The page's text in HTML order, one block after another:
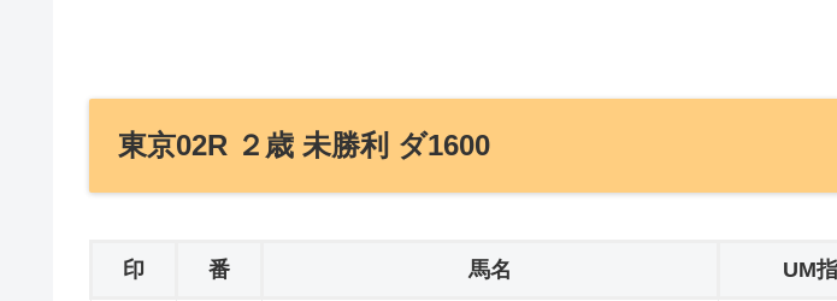
東京02R ２歳 未勝利 ダ1600
印 番 馬名 UM